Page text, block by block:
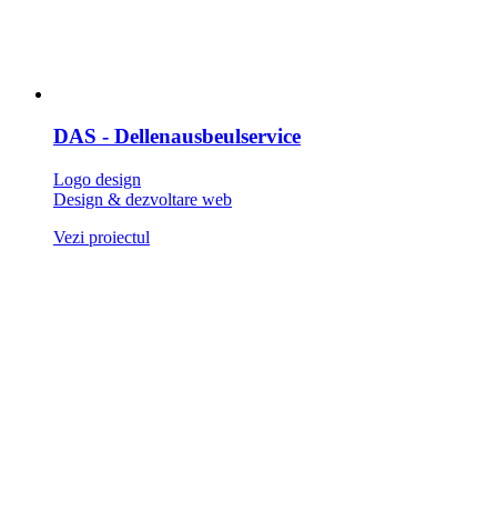
DAS - Dellenausbeulservice
Logo design
Design & dezvoltare web
Vezi proiectul